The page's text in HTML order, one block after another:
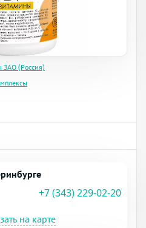
ЗАО (Россия)
+7 (343) 229-02-20
на карте